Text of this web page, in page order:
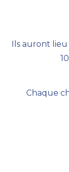
Ils auront
Chaque